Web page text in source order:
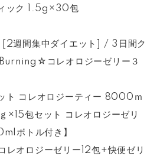
ック 1.5g×30包
[2週間集中ダイエット] / 3日間ク
コレオロジーゼリー３
ト コレオロジーティー 8000ｍ
包セット コレオロジーゼリ
ボトル付き】
レオロジーゼリー12包+快便ゼリ